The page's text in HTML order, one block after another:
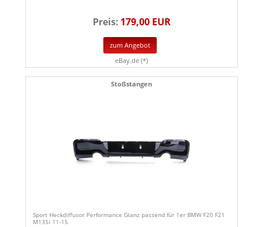
Preis: 179,00 EUR
zum Angebot
eBay.de (*)
Stoßstangen
Sport Heckdiffusor Performance Glanz passend für 1er BMW F20 F21
M135i 11-15